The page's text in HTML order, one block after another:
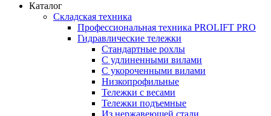
Каталог
Складская техника
Профессиональная техника PROLIFT PRO
Гидравлические тележки
Стандартные рохлы
С удлиненными вилами
С укороченными вилами
Низкопрофильные
Тележки с весами
Тележки подъемные
Из нержавеющей стали